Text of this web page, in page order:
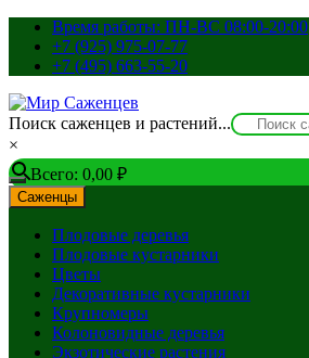
Перейти
содержимому
Время работы: ПН-ВС 08:00-20:00
+7 (925) 975-07-77
+7 (495) 663-55-20
Поиск саженцев и растений...
×
Всего: 0,00 ₽
Саженцы
Плодовые деревья
Плодовые кустарники
Цветы
Декоративные кустарники
Крупномеры
Колоновидные деревья
Экзотические растения